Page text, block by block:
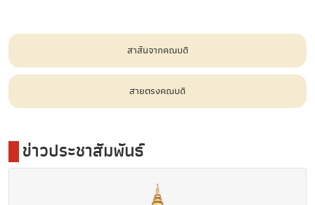
สาส์นจากคณบดี
สายตรงคณบดี
ข่าวประชาสัมพันธ์